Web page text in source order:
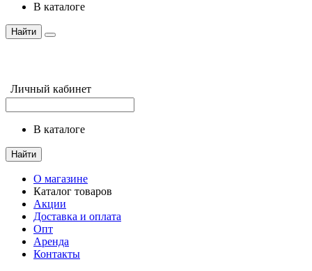
в каталоге
Найти
Личный кабинет
в каталоге
Найти
О магазине
Каталог товаров
Акции
Доставка и оплата
Опт
Аренда
Контакты